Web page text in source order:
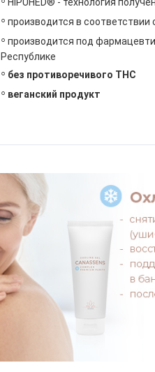
◦ производится в
◦ производится под
Республике
◦ без противоречивого THC
◦ веганский продукт